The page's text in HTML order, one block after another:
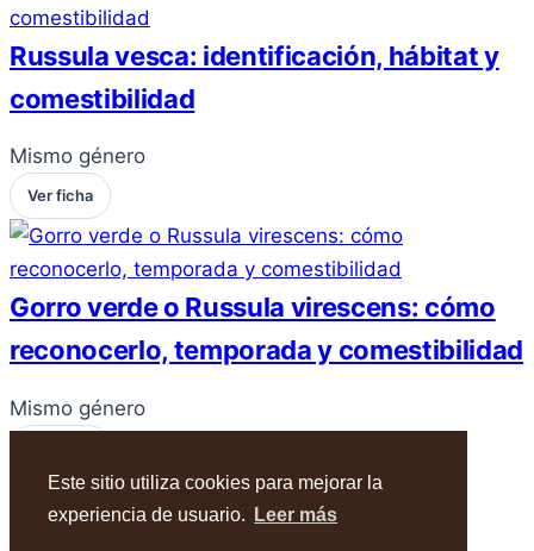
Este sitio utiliza cookies para mejorar la
experiencia de usuario.
Leer más
Russula vesca: identificación, hábitat y
comestibilidad
Mismo género
Ver ficha
Gorro verde o Russula virescens: cómo
reconocerlo, temporada y comestibilidad
Mismo género